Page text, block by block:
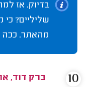
בדיוק. אז
שליליים? כי
מהאתר. ככה
ברק דוד,
10